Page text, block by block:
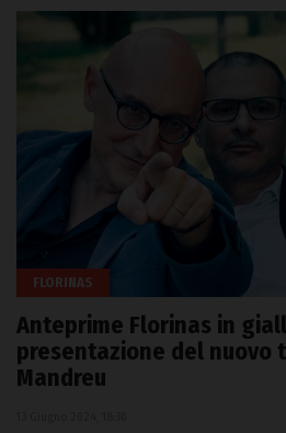
FLORINAS
Anteprime Florinas in
presentazione del nuovo
Mandreu